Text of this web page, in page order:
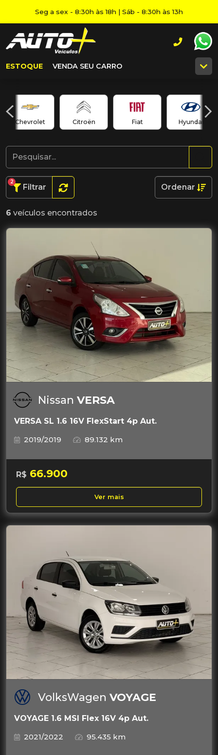
Seg a sex - 8:30h às 18h | Sáb - 8:30h às 13h
ESTOQUE VENDA SEU CARRO
Chevrolet Citroën Fiat Hyundai
Filtrar
2
Ordenar
6 veículos encontrados
Nissan VERSA
VERSA SL 1.6 16V FlexStart 4p Aut.
2019/2019
89.132 km
R$ 66.900
Ver mais
VolksWagen VOYAGE
VOYAGE 1.6 MSI Flex 16V 4p Aut.
2021/2022
95.435 km